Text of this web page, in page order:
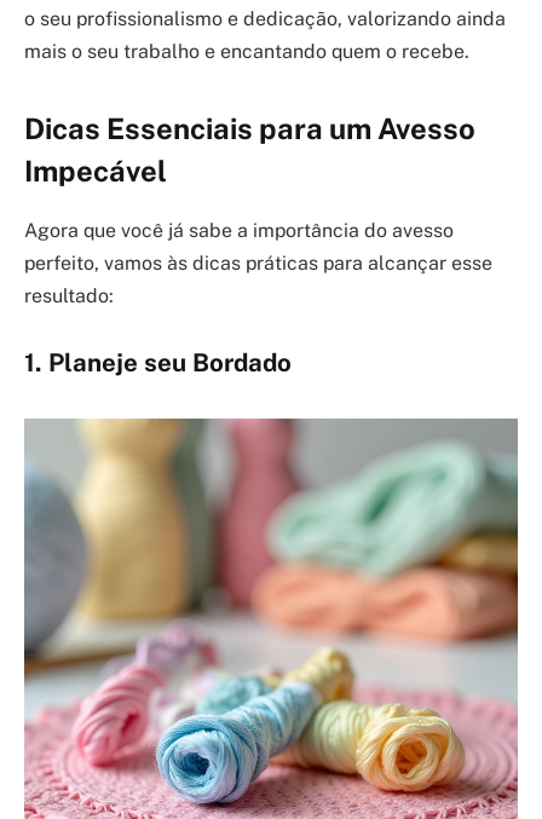
o seu profissionalismo e dedicação, valorizando ainda
mais o seu trabalho e encantando quem o recebe.
Dicas Essenciais para um Avesso
Impecável
Agora que você já sabe a importância do avesso
perfeito, vamos às dicas práticas para alcançar esse
resultado:
1. Planeje seu Bordado